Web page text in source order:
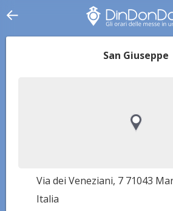
San Giuseppe
Via dei Veneziani, 7 71043
Italia